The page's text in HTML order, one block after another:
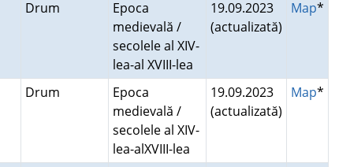
Drum
Epoca
medievală /
secolele al XIV-
lea-al XVIII-lea
19.09.2023
(actualizată)
Map*
Drum
Epoca
medievală /
secolele al XIV-
lea-alXVIII-lea
19.09.2023
(actualizată)
Map*